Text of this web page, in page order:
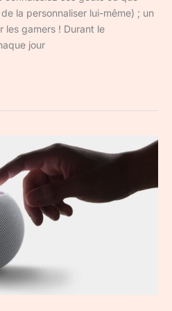
la personnaliser lui-même) ; un
les gamers ! Durant le
jour